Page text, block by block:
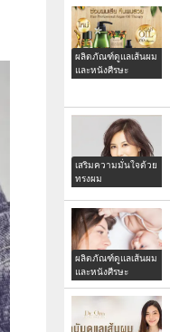
ผลิตภัณฑ์ดูแลเส้นผม
และหนังศีรษะ
เสริมความมั่นใจด้วย
ทรงผม
ผลิตภัณฑ์ดูแลเส้นผม
และหนังศีรษะ